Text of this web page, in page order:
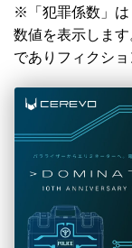
※「犯罪係数」は
数値を表示しま
でありフィクシ